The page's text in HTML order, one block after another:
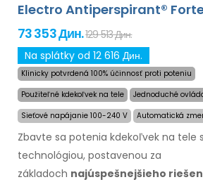
Electro Antiperspirant®
73 353 Дин.129 513 Дин.
Na splátky od 12 616 Дин.
Klinicky potvrdená 100% účinnosť proti poteniu
Použiteľné kdekoľvek na tele
Jednoduché
Sieťové napájanie 100-240 V
Automatická
Zbavte sa potenia kdekoľvek na tele
technológiou, postavenou za
základoch najúspešnejšieho